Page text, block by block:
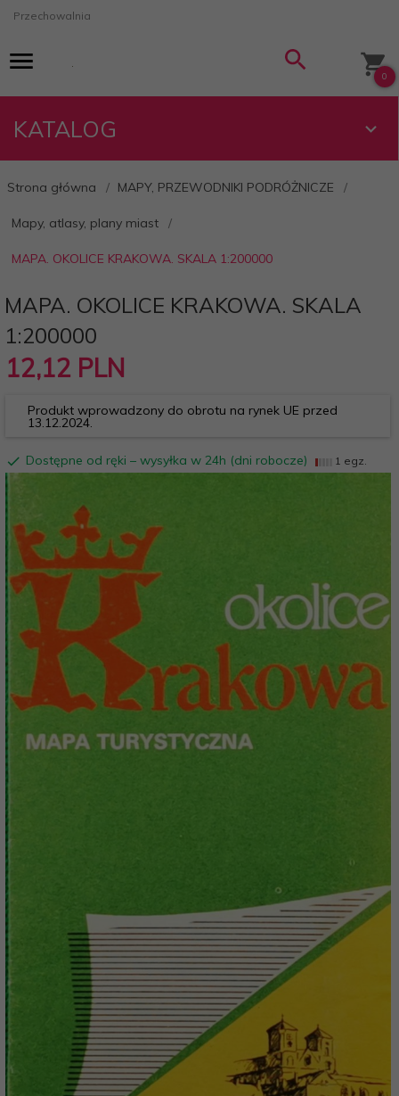
Przechowalnia
0
KATALOG
Strona główna MAPY, PRZEWODNIKI PODRÓŻNICZE
Mapy, atlasy, plany miast
MAPA. OKOLICE KRAKOWA. SKALA 1:200000
MAPA. OKOLICE KRAKOWA. SKALA
1:200000
12,12 PLN
Produkt wprowadzony do obrotu na rynek UE przed
13.12.2024.
Dostępne od ręki – wysyłka w 24h (dni robocze) 1 egz.